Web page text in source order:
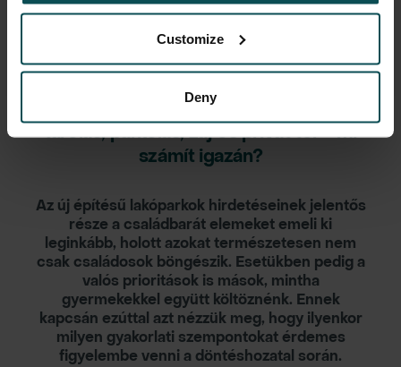
Customize
Deny
Lakásvásárlás 2026. 07. 17.
Lakópark választás gyermek nélkül is:
tárolás, parkolás, zaj és privát tér - mi
számít igazán?
Az új építésű lakóparkok hirdetéseinek jelentős
része a családbarát elemeket emeli ki
leginkább, holott azokat természetesen nem
csak családosok böngészik. Esetükben pedig a
valós prioritások is mások, mintha
gyermekekkel együtt költöznénk. Ennek
kapcsán ezúttal azt nézzük meg, hogy ilyenkor
milyen gyakorlati szempontokat érdemes
figyelembe venni a döntéshozatal során.